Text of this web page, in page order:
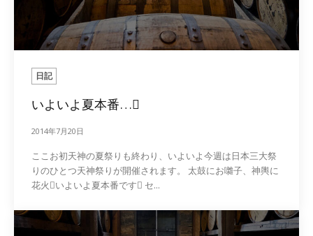
日記
いよいよ夏本番…
2014年7月20日
ここお初天神の夏祭りも終わり、いよいよ今週は日本三大祭
りのひとつ天神祭りが開催されます。 太鼓にお囃子、神輿に
花火いよいよ夏本番です セ...